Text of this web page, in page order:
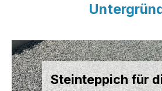
Steinteppich für